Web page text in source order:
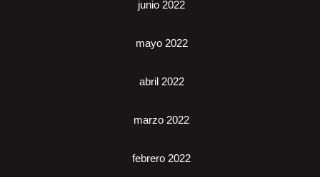
junio 2022
mayo 2022
abril 2022
marzo 2022
febrero 2022